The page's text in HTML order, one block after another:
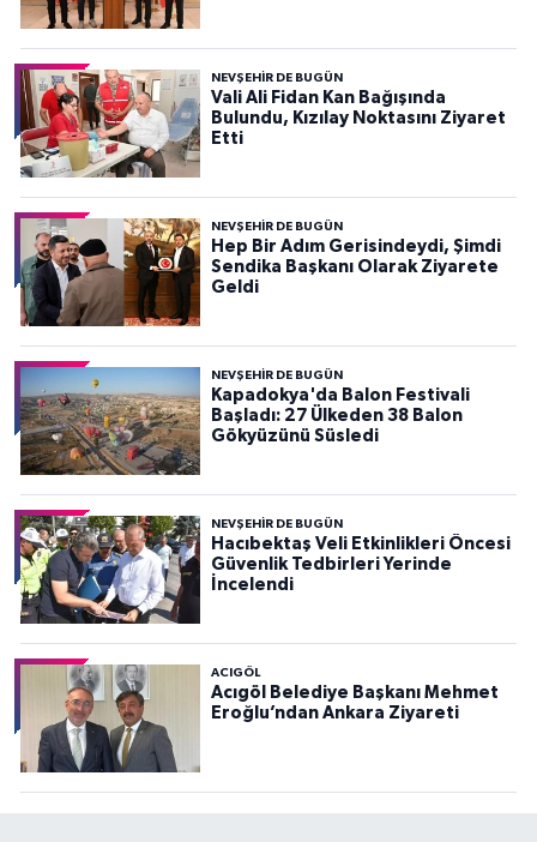
NEVŞEHIR DE BUGÜN
Vali Ali Fidan Kan Bağışında
Bulundu, Kızılay Noktasını Ziyaret
Etti
NEVŞEHIR DE BUGÜN
Hep Bir Adım Gerisindeydi, Şimdi
Sendika Başkanı Olarak Ziyarete
Geldi
NEVŞEHIR DE BUGÜN
Kapadokya'da Balon Festivali
Başladı: 27 Ülkeden 38 Balon
Gökyüzünü Süsledi
NEVŞEHIR DE BUGÜN
Hacıbektaş Veli Etkinlikleri Öncesi
Güvenlik Tedbirleri Yerinde
İncelendi
ACIGÖL
Acıgöl Belediye Başkanı Mehmet
Eroğlu’ndan Ankara Ziyareti